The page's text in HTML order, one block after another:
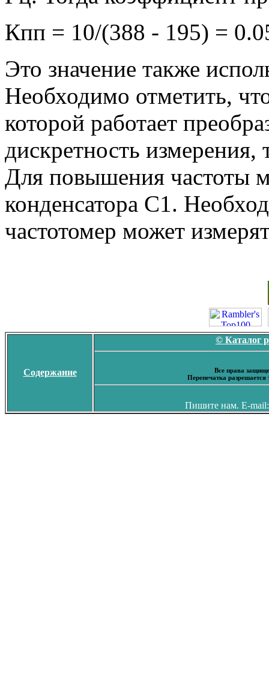
Кпп = 10/(388 - 195) =
Это значение также
Необходимо отметить,
которой работает
дискретность измерения,
Для повышения частоты
конденсатора С1.
частотомер может
Содержание
© Каталог
Все права
Перепечатка
Пишите нам. E-